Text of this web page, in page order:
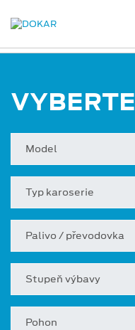
Model
Typ karoserie
Palivo / převodovka
Stupeň výbavy
Pohon